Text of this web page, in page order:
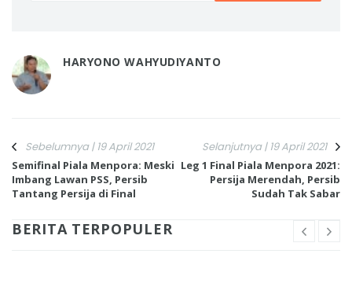
HARYONO WAHYUDIYANTO
Sebelumnya | 19 April 2021
Semifinal Piala Menpora: Meski
Imbang Lawan PSS, Persib
Tantang Persija di Final
Selanjutnya | 19 April 2021
Leg 1 Final Piala Menpora 2021:
Persija Merendah, Persib
Sudah Tak Sabar
BERITA TERPOPULER